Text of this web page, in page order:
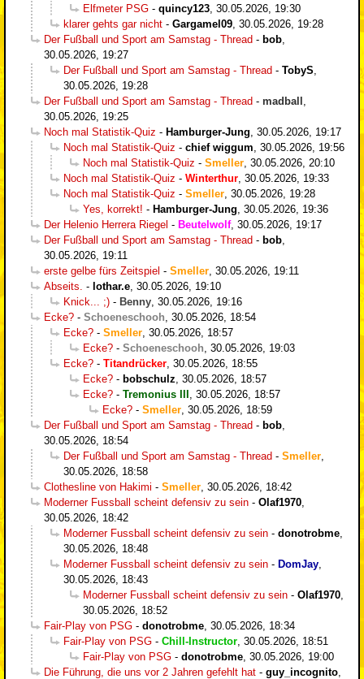
Elfmeter PSG - quincy123 30.05.2026, 19:30
klarer gehts gar nicht - Gargamel09 30.05.2026, 19:28
Der Fußball und Sport am Samstag - Thread - bob
30.05.2026, 19:27
Der Fußball und Sport am Samstag - Thread - TobyS
30.05.2026, 19:28
Der Fußball und Sport am Samstag - Thread - madball
30.05.2026, 19:25
Noch mal Statistik-Quiz - Hamburger-Jung 30.05.2026, 19:17
Noch mal Statistik-Quiz - chief wiggum 30.05.2026, 19:56
Noch mal Statistik-Quiz - Smeller 30.05.2026, 20:10
Noch mal Statistik-Quiz - Winterthur 30.05.2026, 19:33
Noch mal Statistik-Quiz - Smeller 30.05.2026, 19:28
Yes, korrekt! - Hamburger-Jung 30.05.2026, 19:36
Der Helenio Herrera Riegel - Beutelwolf, 30.05.2026, 19:17
Der Fußball und Sport am Samstag - Thread - bob
30.05.2026, 19:11
erste gelbe fürs Zeitspiel - Smeller 30.05.2026, 19:11
Abseits. - lothar.e 30.05.2026, 19:10
Knick... ;) - Benny 30.05.2026, 19:16
Ecke? - Schoeneschooh 30.05.2026, 18:54
Ecke? - Smeller 30.05.2026, 18:57
Ecke? - Schoeneschooh 30.05.2026, 19:03
Ecke? - Titandrücker 30.05.2026, 18:55
Ecke? - bobschulz 30.05.2026, 18:57
Ecke? - Tremonius III
30.05.2026, 18:57
Ecke? - Smeller 30.05.2026, 18:59
Der Fußball und Sport am Samstag - Thread - bob
30.05.2026, 18:54
Der Fußball und Sport am Samstag - Thread - Smeller
30.05.2026, 18:58
Clothesline von Hakimi - Smeller 30.05.2026, 18:42
Moderner Fussball scheint defensiv zu sein - Olaf1970
30.05.2026, 18:42
Moderner Fussball scheint defensiv zu sein - donotrobme
30.05.2026, 18:48
Moderner Fussball scheint defensiv zu sein - DomJay
30.05.2026, 18:43
Moderner Fussball scheint defensiv zu sein - Olaf1970
30.05.2026, 18:52
Fair-Play von PSG - donotrobme 30.05.2026, 18:34
Fair-Play von PSG - Chill-Instructor 30.05.2026, 18:51
Fair-Play von PSG - donotrobme 30.05.2026, 19:00
Die Führung, die uns vor 2 Jahren gefehlt hat - guy_incognito